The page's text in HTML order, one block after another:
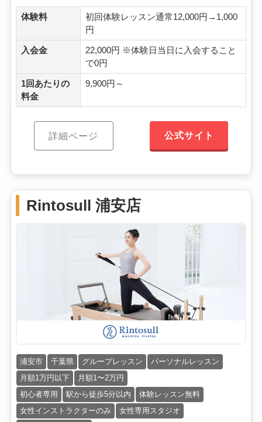
体験料
初回体験レッスン通常12,000円→1,000
円
入会金
22,000円 ※体験日当日に入会すること
で0円
1回あたりの
料金
9,900円～
詳細ページ 公式サイト
Rintosull 浦安店
浦安市 千葉県 グループレッスン
パーソナルレッスン
月額1万円以下
月額1〜2万円
初心者専用
駅から徒歩5分以内
体験レッスン無料
女性インストラクターのみ
女性専用スタジオ